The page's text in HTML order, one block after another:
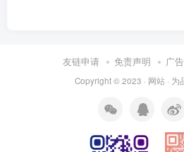
友链申请 免责声明 广
Copyright © 2023 · 网站 · 为